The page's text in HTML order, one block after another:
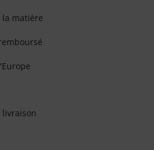
la matière
livraison